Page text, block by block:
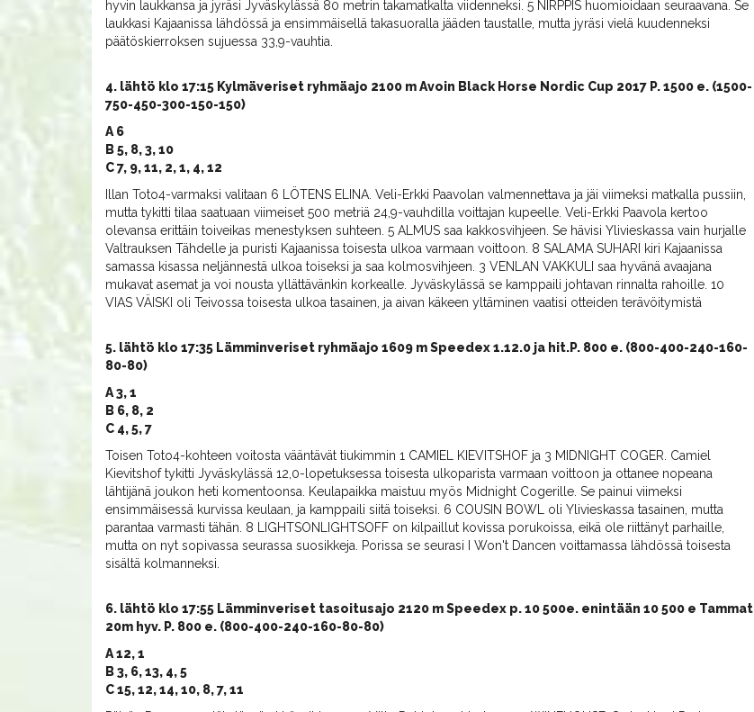
hyvin laukkansa ja jyräsi Jyväskylässä 80 metrin takamatkalta viidenneksi. 5 NIRPPIS huomioidaan seuraavana. Se
laukkasi Kajaanissa lähdössä ja ensimmäisellä takasuoralla jääden taustalle, mutta jyräsi vielä kuudenneksi
päätöskierroksen sujuessa 33,9-vauhtia.
4. lähtö klo 17:15 Kylmäveriset ryhmäajo 2100 m Avoin Black Horse Nordic Cup 2017 P. 1500 e. (1500-
750-450-300-150-150)
A 6
B 5, 8, 3, 10
C 7, 9, 11, 2, 1, 4, 12
Illan Toto4-varmaksi valitaan 6 LÖTENS ELINA. Veli-Erkki Paavolan valmennettava ja jäi viimeksi matkalla pussiin,
mutta tykitti tilaa saatuaan viimeiset 500 metriä 24,9-vauhdilla voittajan kupeelle. Veli-Erkki Paavola kertoo
olevansa erittäin toiveikas menestyksen suhteen. 5 ALMUS saa kakkosvihjeen. Se hävisi Ylivieskassa vain hurjalle
Valtrauksen Tähdelle ja puristi Kajaanissa toisesta ulkoa varmaan voittoon. 8 SALAMA SUHARI kiri Kajaanissa
samassa kisassa neljännestä ulkoa toiseksi ja saa kolmosvihjeen. 3 VENLAN VAKKULI saa hyvänä avaajana
mukavat asemat ja voi nousta yllättävänkin korkealle. Jyväskylässä se kamppaili johtavan rinnalta rahoille. 10
VIAS VÄISKI oli Teivossa toisesta ulkoa tasainen, ja aivan käkeen yltäminen vaatisi otteiden terävöitymistä
5. lähtö klo 17:35 Lämminveriset ryhmäajo 1609 m Speedex 1.12.0 ja hit.P. 800 e. (800-400-240-160-
80-80)
A 3, 1
B 6, 8, 2
C 4, 5, 7
Toisen Toto4-kohteen voitosta vääntävät tiukimmin 1 CAMIEL KIEVITSHOF ja 3 MIDNIGHT COGER. Camiel
Kievitshof tykitti Jyväskylässä 12,0-lopetuksessa toisesta ulkoparista varmaan voittoon ja ottanee nopeana
lähtijänä joukon heti komentoonsa. Keulapaikka maistuu myös Midnight Cogerille. Se painui viimeksi
ensimmäisessä kurvissa keulaan, ja kamppaili siitä toiseksi. 6 COUSIN BOWL oli Ylivieskassa tasainen, mutta
parantaa varmasti tähän. 8 LIGHTSONLIGHTSOFF on kilpaillut kovissa porukoissa, eikä ole riittänyt parhaille,
mutta on nyt sopivassa seurassa suosikkeja. Porissa se seurasi I Won't Dancen voittamassa lähdössä toisesta
sisältä kolmanneksi.
6. lähtö klo 17:55 Lämminveriset tasoitusajo 2120 m Speedex p. 10 500e. enintään 10 500 e Tammat
20m hyv. P. 800 e. (800-400-240-160-80-80)
A 12, 1
B 3, 6, 13, 4, 5
C 15, 12, 14, 10, 8, 7, 11